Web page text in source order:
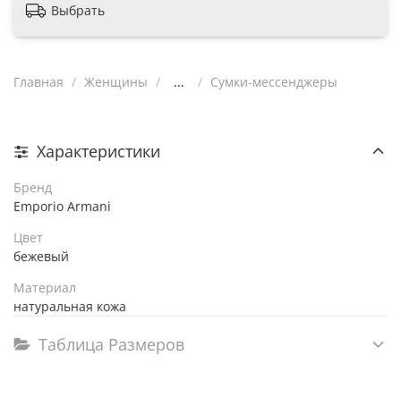
Выбрать
Главная Женщины ... Сумки-мессенджеры
Характеристики
Бренд
Emporio Armani
Цвет
бежевый
Материал
натуральная кожа
Таблица Размеров